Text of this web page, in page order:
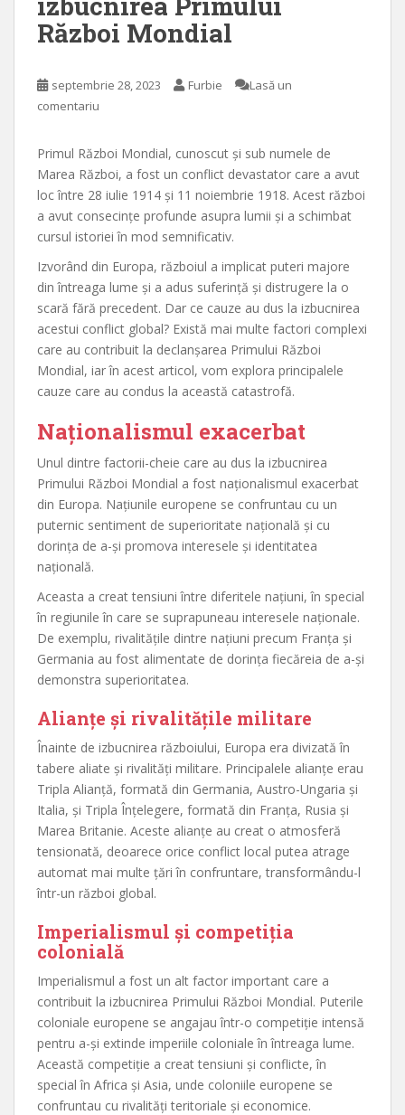
Război Mondial
septembrie 28, 2023 Furbie
Lasă un
comentariu
Primul Război Mondial, cunoscut și sub numele de
Marea Război, a fost un conflict devastator care a avut
loc între 28 iulie 1914 și 11 noiembrie 1918. Acest război
a avut consecințe profunde asupra lumii și a schimbat
cursul istoriei în mod semnificativ.
Izvorând din Europa, războiul a implicat puteri majore
din întreaga lume și a adus suferință și distrugere la o
scară fără precedent. Dar ce cauze au dus la izbucnirea
acestui conflict global? Există mai multe factori complexi
care au contribuit la declanșarea Primului Război
Mondial, iar în acest articol, vom explora principalele
cauze care au condus la această catastrofă.
Naționalismul exacerbat
Unul dintre factorii-cheie care au dus la izbucnirea
Primului Război Mondial a fost naționalismul exacerbat
din Europa. Națiunile europene se confruntau cu un
puternic sentiment de superioritate națională și cu
dorința de a-și promova interesele și identitatea
națională.
Aceasta a creat tensiuni între diferitele națiuni, în special
în regiunile în care se suprapuneau interesele naționale.
De exemplu, rivalitățile dintre națiuni precum Franța și
Germania au fost alimentate de dorința fiecăreia de a-și
demonstra superioritatea.
Alianțe și rivalitățile militare
Înainte de izbucnirea războiului, Europa era divizată în
tabere aliate și rivalități militare. Principalele alianțe erau
Tripla Alianță, formată din Germania, Austro-Ungaria și
Italia, și Tripla Înțelegere, formată din Franța, Rusia și
Marea Britanie. Aceste alianțe au creat o atmosferă
tensionată, deoarece orice conflict local putea atrage
automat mai multe țări în confruntare, transformându-l
într-un război global.
Imperialismul și competiția
colonială
Imperialismul a fost un alt factor important care a
contribuit la izbucnirea Primului Război Mondial. Puterile
coloniale europene se angajau într-o competiție intensă
pentru a-și extinde imperiile coloniale în întreaga lume.
Această competiție a creat tensiuni și conflicte, în
special în Africa și Asia, unde coloniile europene se
confruntau cu rivalități teritoriale și economice.